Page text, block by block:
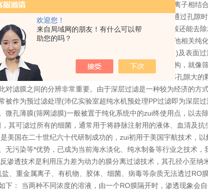
欢迎您！
来自局域网的朋友！有什么可以帮
助您的吗？
换树脂释出的氢离子与从阴离子交换树脂释出的氢氧根离子相结合
附过程是利用活性碳过滤器的孔隙大小，及有机物通过孔隙时
类(如椰壳)颗粒状的活性碳较能有效的去除氯胺。活性碳还能去
的处理方法组合应用。在设计纯水系统时，活性碳与其他相关纯
包括三种类型：深层过滤(depth)、筛网过滤(screen)及表面过
捉方式来滞留颗粒。筛网滤膜基本上是具有一致性的结构，就像
面过滤则是多层结构，当溶液通过滤膜时，较滤膜内部孔隙大
对滤膜之间的分辨非常重要。由于深层过滤是一种较为经济的方
被作为预过滤处理(沛亿实验室超纯水机预处理PP过滤即为深层
微孔薄膜(筛网滤膜)一般被置于纯化系统中的zui终使用点，以去
其可滤过所有的细菌，通常用于将静脉注射用的液体、血清及抗
国在二十世纪六十代研制成功的，zui初用于美国宇航技术，以
无污染等*优势，已成为当前海水淡化、纯水制备等行业之技术
渗透技术是利用压力差为动力的膜分离过滤技术，其孔径小至
、重金属离子、有机物、胶体、细菌、病毒等杂质无法透过RO
下： 当两种不同浓度的溶液，由一个RO膜隔开时，渗透现象会